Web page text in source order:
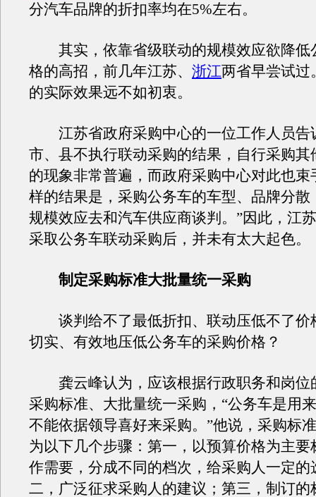
分汽车品牌的折扣率均在5%左右。
其实，依靠省级联动的规模效应欲降低
格的高招，前几年江苏、 浙江两省早尝试过
的实际效果远不如初衷。
江苏省政府采购中心的一位工作人员告
市、县不执行联动采购的结果，自行采购其
的现象非常普遍，而政府采购中心对此也束
样的结果是，采购公务车的车型、品牌分散
规模效应去和汽车供应商谈判。”因此，江
采取公务车联动采购后，并未有太大起色。
制定采购标准大批量统一采购
谈判给不了最低折扣、联动压低不了价
切实、有效地压低公务车的采购价格？
龚云峰认为，应该根据行政职务和岗位
采购标准、大批量统一采购，“公务车是用
不能依据领导喜好来采购。”他说，采购标
为以下几个步骤：第一，以预算价格为主要
作需要，分成不同的档次，给采购人一定的
二，广泛征求采购人的建议；第三，制订的